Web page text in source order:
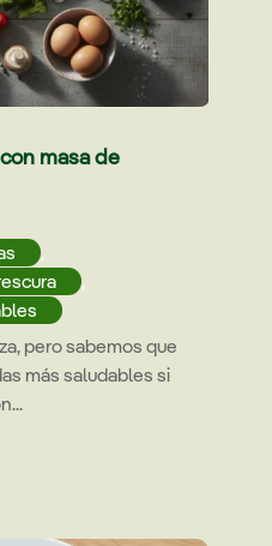
masa de
,
,
pero sabemos que
más saludables si